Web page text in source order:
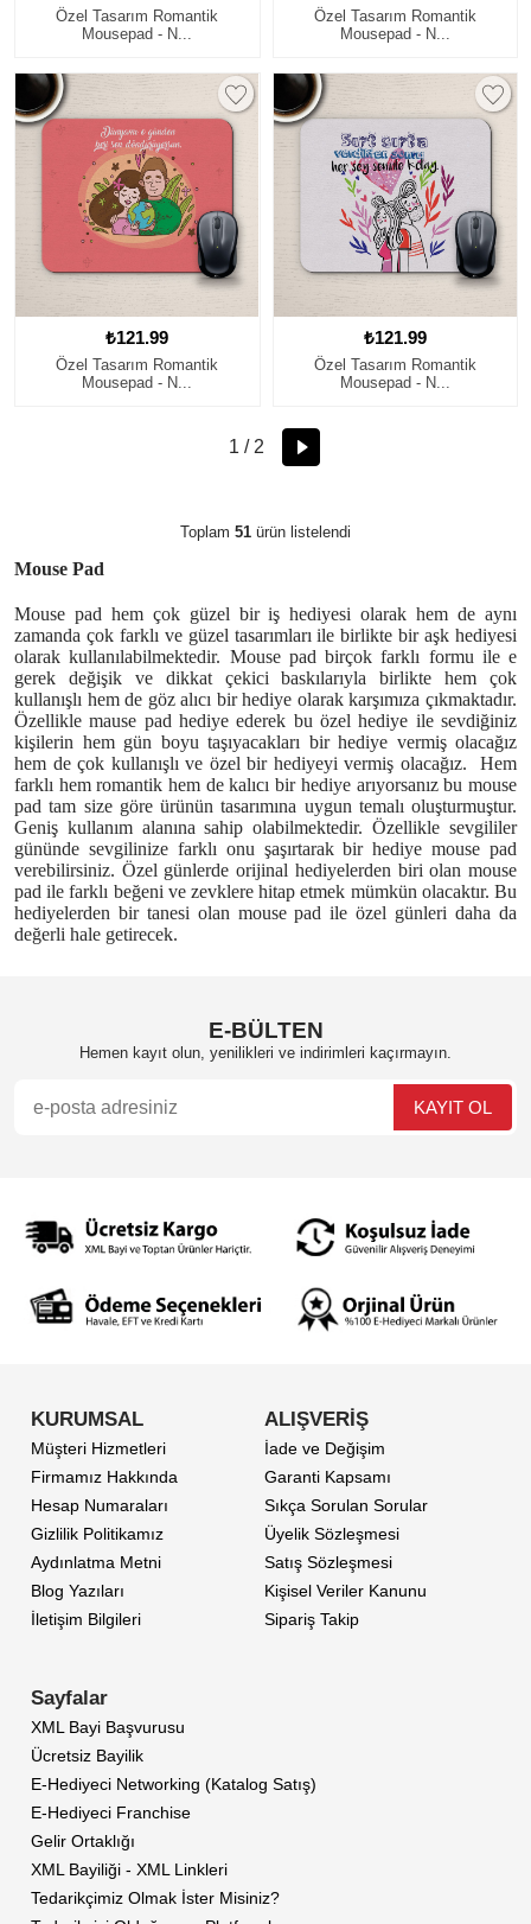
Özel Tasarım Romantik
Mousepad - N...
Özel Tasarım Romantik
Mousepad - N...
₺121.99
Özel Tasarım Romantik
Mousepad - N...
₺121.99
Özel Tasarım Romantik
Mousepad - N...
1 / 2
Toplam 51 ürün listelendi
Mouse Pad
Mouse pad hem çok güzel bir iş hediyesi olarak hem de aynı
zamanda çok farklı ve güzel tasarımları ile birlikte bir aşk hediyesi
olarak kullanılabilmektedir. Mouse pad birçok farklı formu ile e
gerek değişik ve dikkat çekici baskılarıyla birlikte hem çok
kullanışlı hem de göz alıcı bir hediye olarak karşımıza çıkmaktadır.
Özellikle mause pad hediye ederek bu özel hediye ile sevdiğiniz
kişilerin hem gün boyu taşıyacakları bir hediye vermiş olacağız
hem de çok kullanışlı ve özel bir hediyeyi vermiş olacağız. Hem
farklı hem romantik hem de kalıcı bir hediye arıyorsanız bu mouse
pad tam size göre ürünün tasarımına uygun temalı oluşturmuştur.
Geniş kullanım alanına sahip olabilmektedir. Özellikle sevgililer
gününde sevgilinize farklı onu şaşırtarak bir hediye mouse pad
verebilirsiniz. Özel günlerde orijinal hediyelerden biri olan mouse
pad ile farklı beğeni ve zevklere hitap etmek mümkün olacaktır. Bu
hediyelerden bir tanesi olan mouse pad ile özel günleri daha da
değerli hale getirecek.
E-BÜLTEN
Hemen kayıt olun, yenilikleri ve indirimleri kaçırmayın.
KURUMSAL
Müşteri Hizmetleri
Firmamız Hakkında
Hesap Numaraları
Gizlilik Politikamız
Aydınlatma Metni
Blog Yazıları
İletişim Bilgileri
ALIŞVERİŞ
İade ve Değişim
Garanti Kapsamı
Sıkça Sorulan Sorular
Üyelik Sözleşmesi
Satış Sözleşmesi
Kişisel Veriler Kanunu
Sipariş Takip
Sayfalar
XML Bayi Başvurusu
Ücretsiz Bayilik
E-Hediyeci Networking (Katalog Satış)
E-Hediyeci Franchise
Gelir Ortaklığı
XML Bayiliği - XML Linkleri
Tedarikçimiz Olmak İster Misiniz?